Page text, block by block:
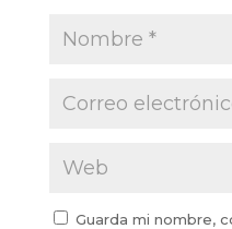
Guarda mi nombre,